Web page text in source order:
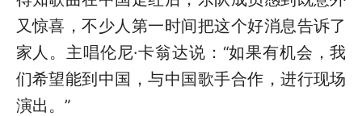
又惊喜，不少人第一时间把这个好消息告诉了
家人。主唱伦尼·卡翁达说：“如果有机会，我
们希望能到中国，与中国歌手合作，进行现场
演出。”